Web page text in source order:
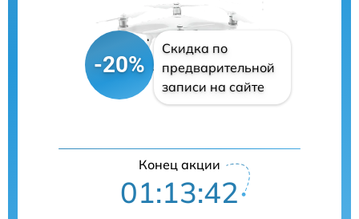
-20%
Скидка по
предварительной
записи на сайте
Конец акции
01:13:41